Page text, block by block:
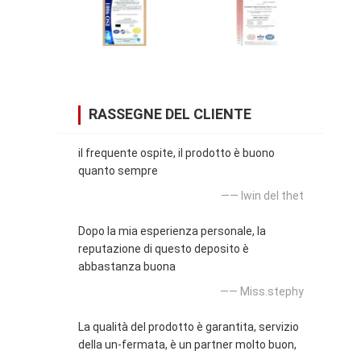
RASSEGNE DEL CLIENTE
il frequente ospite, il prodotto è buono
quanto sempre
—— lwin del thet
Dopo la mia esperienza personale, la
reputazione di questo deposito è
abbastanza buona
—— Miss.stephy
La qualità del prodotto è garantita, servizio
della un-fermata, è un partner molto buon,